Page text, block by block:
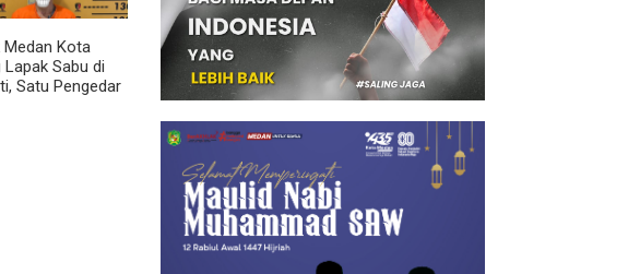
Medan Kota
Lapak Sabu di
Satu Pengedar